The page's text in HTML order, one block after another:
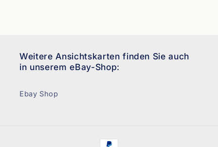
Weitere Ansichtskarten finden Sie auch
in unserem eBay-Shop:
Ebay Shop
Zahlungsmethoden